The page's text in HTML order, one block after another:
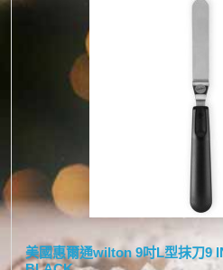
美國惠爾通wilton 9吋L型抹刀9